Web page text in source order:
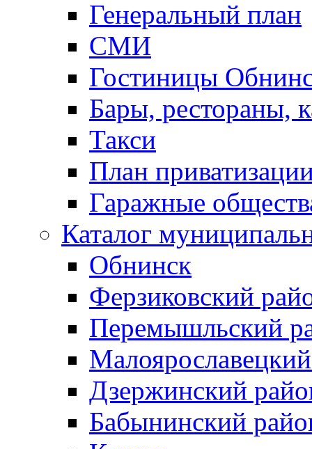
Генеральный план
СМИ
Гостиницы
Бары, рестораны,
Такси
План
Гаражные
Каталог
Обнинск
Ферзиковский
Перемышльский
Дзержинский
Бабынинский